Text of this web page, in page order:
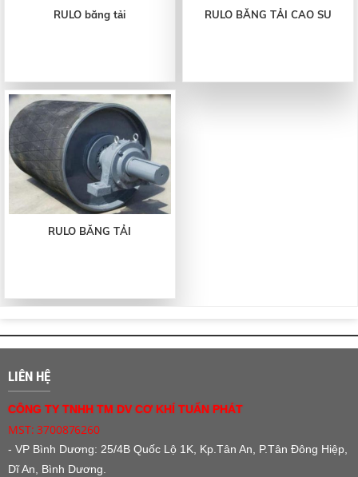
RULO băng tải RULO BĂNG TẢI CAO SU
RULO BĂNG TẢI
LIÊN HỆ
CÔNG TY TNHH TM DV CƠ KHÍ TUẤN PHÁT
MST: 3700876260
- VP Bình Dương: 25/4B Quốc Lộ 1K, Kp.Tân An, P.Tân Đông Hiệp,
Dĩ An, Bình Dương.